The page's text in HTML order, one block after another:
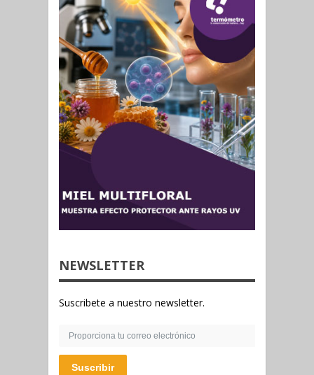
NEWSLETTER
Suscribete a nuestro newsletter.
Suscribir